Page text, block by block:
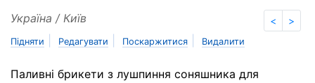
< >
Україна / Київ
Підняти Редагувати Поскаржитися Видалити
Паливні брикети з лушпиння соняшника для